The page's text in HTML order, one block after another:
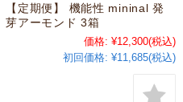
【定期便】 機能性 mininal 発
芽アーモンド 3箱
価格: ¥12,300(税込)
初回価格: ¥11,685(税込)